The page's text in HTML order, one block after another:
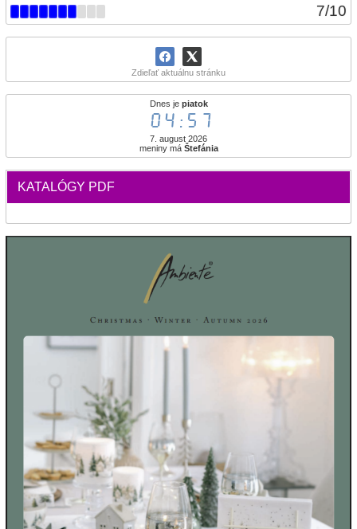
7/10
Zdieľať aktuálnu stránku
Dnes je piatok
04:57
7. august 2026
meniny má Štefánia
KATALÓGY PDF